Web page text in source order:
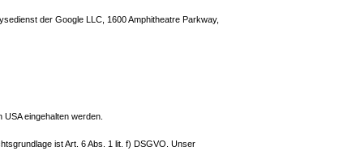
der Google LLC, 1600 Amphitheatre Parkway,
eingehalten werden.
ist Art. 6 Abs. 1 lit. f) DSGVO. Unser